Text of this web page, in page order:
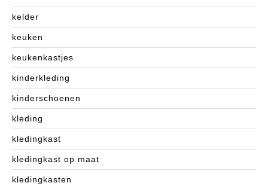
kelder
keuken
keukenkastjes
kinderkleding
kinderschoenen
kleding
kledingkast
kledingkast op maat
kledingkasten